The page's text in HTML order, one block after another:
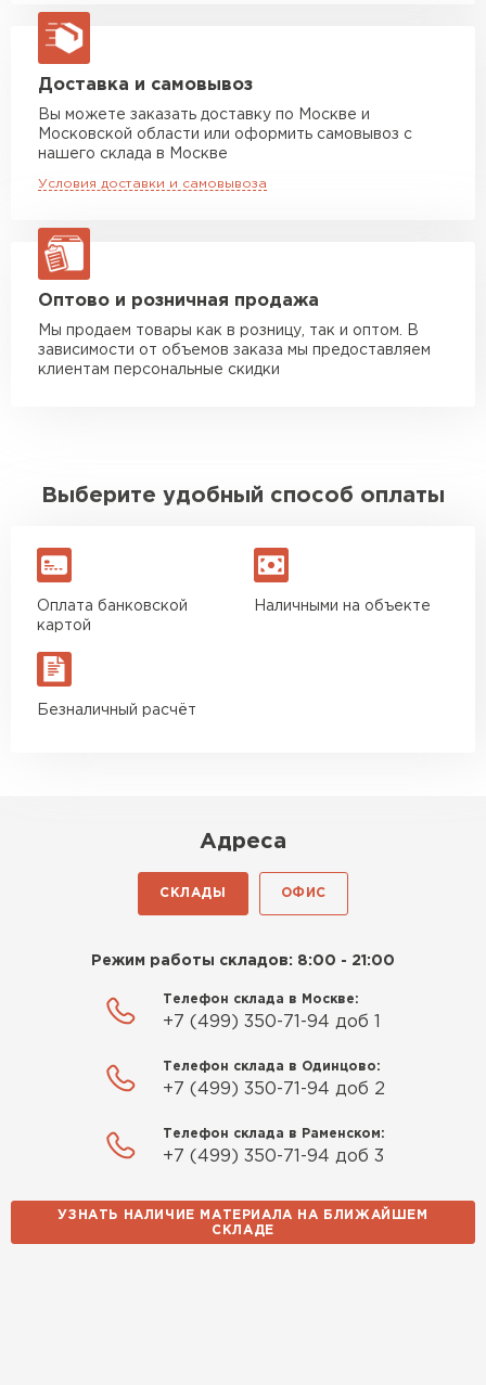
Машина до 20 тн до 80 м3
макс. длина груза 13,5 м
Манипулятор до 5 тн
Манипулятор до 10 тн
макс. длина груза 8 м
макс. длина груза 13,5 м
ЗАКАЗАТЬ С ДОСТАВКОЙ
Доставка и самовывоз
Вы можете заказать доставку по Москве и
Московской области или оформить самовывоз с
нашего склада в Москве
Условия доставки и самовывоза
Оптово и розничная продажа
Мы продаем товары как в розницу, так и оптом. В
зависимости от объемов заказа мы предоставляем
клиентам персональные скидки
Выберите удобный способ оплаты
Оплата банковской
картой
Наличными на объекте
Безналичный расчёт
Адреса
СКЛАДЫ ОФИС
Режим работы складов: 8:00 - 21:00
Телефон склада в Москве:
+7 (499) 350-71-94 доб 1
Телефон склада в Одинцово:
+7 (499) 350-71-94 доб 2
Телефон склада в Раменском:
+7 (499) 350-71-94 доб 3
УЗНАТЬ НАЛИЧИЕ МАТЕРИАЛА НА БЛИЖАЙШЕМ
СКЛАДЕ